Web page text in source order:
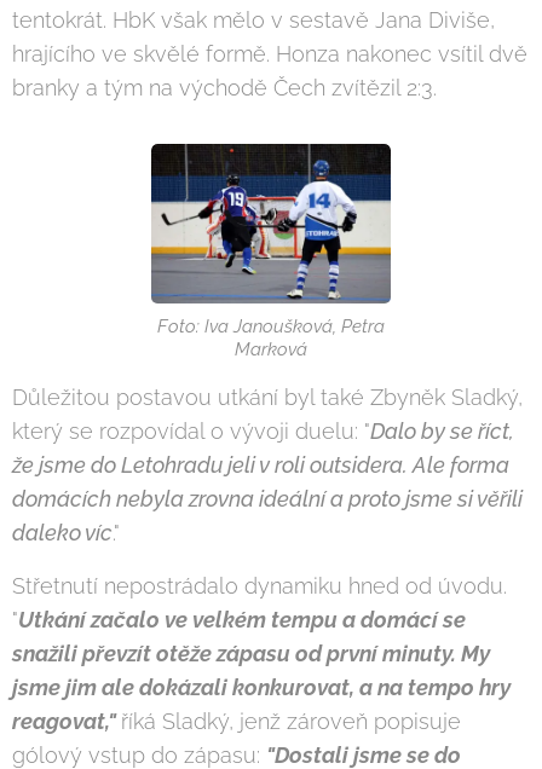
tentokrát. HbK však mělo v sestavě Jana Diviše,
hrajícího ve skvělé formě. Honza nakonec vsítil dvě
branky a tým na východě Čech zvítězil 2:3.
Foto: Iva Janoušková, Petra
Marková
Důležitou postavou utkání byl také Zbyněk Sladký,
který se rozpovídal o vývoji duelu: "Dalo by se říct,
že jsme do Letohradu jeli v roli outsidera. Ale forma
domácích nebyla zrovna ideální a proto jsme si věřili
daleko víc."
Střetnutí nepostrádalo dynamiku hned od úvodu.
"Utkání začalo ve velkém tempu a domácí se
snažili převzít otěže zápasu od první minuty. My
jsme jim ale dokázali konkurovat, a na tempo hry
reagovat,"říká Sladký, jenž zároveň popisuje
gólový vstup do zápasu: "Dostali jsme se do